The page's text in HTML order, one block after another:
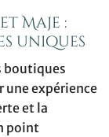
Maje :
uniques
boutiques
une expérience
et la
point